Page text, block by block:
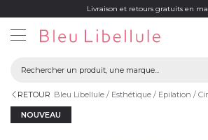
Livraison et retours gratuits en
RETOUR Bleu Libellule Esthétique Epilation
NOUVEAU